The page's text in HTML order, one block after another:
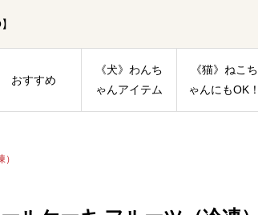
おすすめ
《犬》わんち
ゃんアイテム
《猫》ねこち
ゃんにもOK！